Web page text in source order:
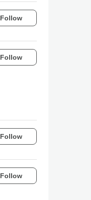
Follow
Follow
Follow
Follow